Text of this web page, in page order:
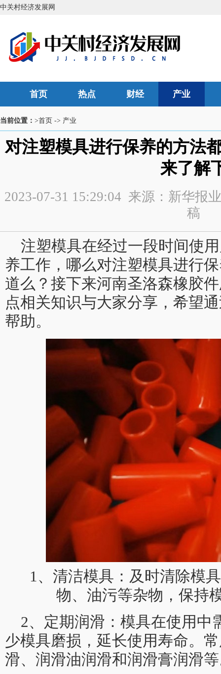
中关村经济发展网
首页 热点 财经 产业
当前位置： >首页 -> 产业
对注塑模具进行保养的方法
来了解
2023-07-31 15:29:04 来源：新华
稿
注塑模具在经过一段时间使
养工作，哪么对注塑模具进行
道么？接下来河南圣洛森橡胶
点相关知识与大家分享，希望
帮助。
1、清洁模具：及时清除模
物、油污等杂物，保持
2、定期润滑：模具在使用中
少模具磨损，延长使用寿命。
滑、润滑油润滑和润滑膏润滑